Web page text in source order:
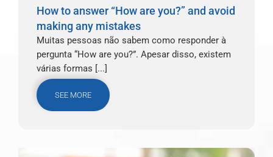
How to answer “How are you?” and avoid
making any mistakes
Muitas pessoas não sabem como responder à
pergunta “How are you?”. Apesar disso, existem
várias formas [...]
SEE MORE